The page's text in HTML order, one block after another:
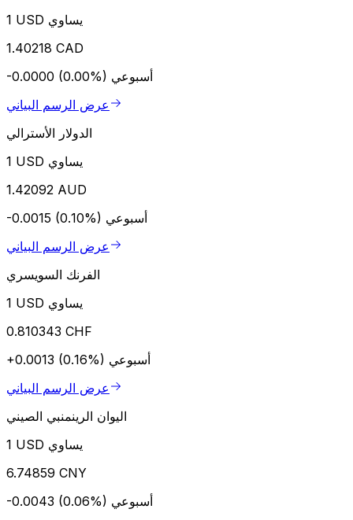
1 USD يساوي
1.40218 CAD
-0.0000 (0.00%) أسبوعي
عرض الرسم البياني
الدولار الأسترالي
1 USD يساوي
1.42092 AUD
-0.0015 (0.10%) أسبوعي
عرض الرسم البياني
الفرنك السويسري
1 USD يساوي
0.810343 CHF
+0.0013 (0.16%) أسبوعي
عرض الرسم البياني
اليوان الرينمنبي الصيني
1 USD يساوي
6.74859 CNY
-0.0043 (0.06%) أسبوعي